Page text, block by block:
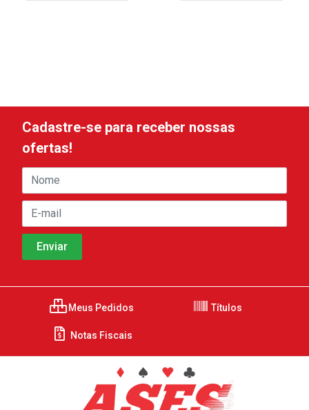
Cadastre-se para receber nossas
ofertas!
Meus Pedidos Títulos
Notas Fiscais